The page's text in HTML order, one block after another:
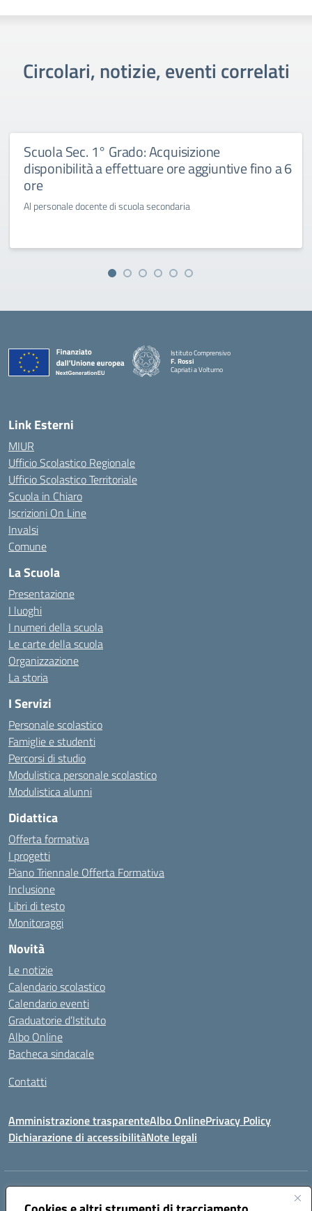
Circolari, notizie, eventi correlati
Scuola Sec. 1° Grado: Acquisizione
disponibilità a effettuare ore aggiuntive fino a 6
ore
Al personale docente di scuola secondaria
Istituto Comprensivo
F. Rossi
Capriati a Volturno
— Visita la pagina iniziale della scuola
Link Esterni
MIUR
Ufficio Scolastico Regionale
Ufficio Scolastico Territoriale
Scuola in Chiaro
Iscrizioni On Line
Invalsi
Comune
La Scuola
Presentazione
I luoghi
I numeri della scuola
Le carte della scuola
Organizzazione
La storia
I Servizi
Personale scolastico
Famiglie e studenti
Percorsi di studio
Modulistica personale scolastico
Modulistica alunni
Didattica
Offerta formativa
I progetti
Piano Triennale Offerta Formativa
Inclusione
Libri di testo
Monitoraggi
Novità
Le notizie
Calendario scolastico
Calendario eventi
Graduatorie d’Istituto
Albo Online
Bacheca sindacale
Contatti
Amministrazione trasparenteAlbo OnlinePrivacy Policy
Dichiarazione di accessibilitàNote legali
Indirizzo:
Centralino:0823944017 Email:ceic85400b@istruzione.it